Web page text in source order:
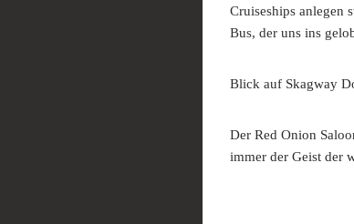
Cruiseships anlegen
Bus, der uns ins
Blick auf Skagway
Der Red Onion
immer der Geist der